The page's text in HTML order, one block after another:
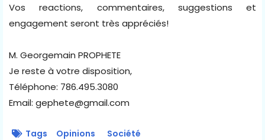
Vos reactions, commentaires, suggestions et
engagement seront très appréciés!
M. Georgemain PROPHETE
Je reste à votre disposition,
Téléphone: 786.495.3080
Email: gephete@gmail.com
Tags Opinions Société